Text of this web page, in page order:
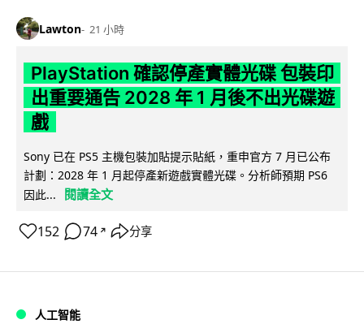
Lawton 21 小時
PlayStation 確認停產實體光碟 包裝印
出重要通告 2028 年 1 月後不出光碟遊
戲
Sony 已在 PS5 主機包裝加貼提示貼紙，重申官方 7 月已公布
計劃：2028 年 1 月起停產新遊戲實體光碟。分析師預期 PS6
因此...
閱讀全文
152 74 ↗ 分享
人工智能